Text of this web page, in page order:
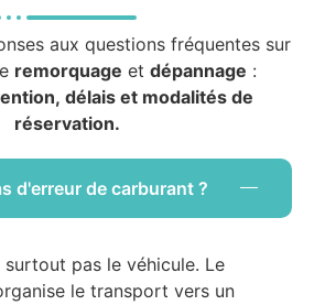
aux questions fréquentes sur
remorquage et dépannage :
délais et modalités de
réservation.
d'erreur de carburant ?
surtout pas le véhicule. Le
le transport vers un